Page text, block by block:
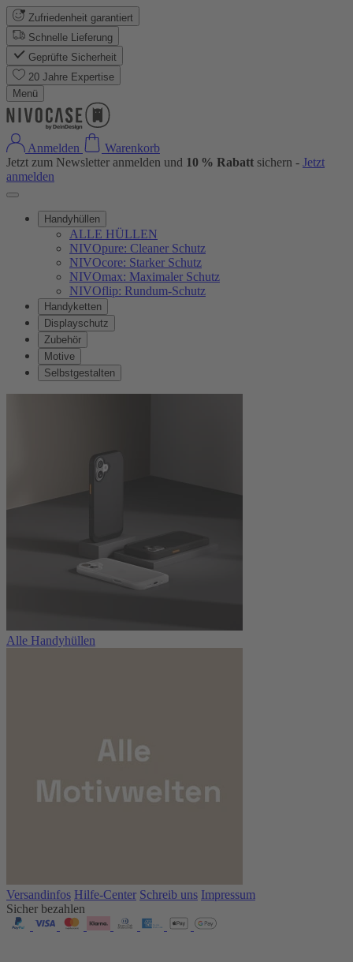
Zufriedenheit garantiert
Schnelle Lieferung
Geprüfte Sicherheit
20 Jahre Expertise
Menü
Anmelden
Warenkorb
Jetzt zum Newsletter anmelden und 10 % Rabatt sichern - Jetzt
anmelden
Handyhüllen
ALLE HÜLLEN
NIVOpure: Cleaner Schutz
NIVOcore: Starker Schutz
NIVOmax: Maximaler Schutz
NIVOflip: Rundum-Schutz
Handyketten
Displayschutz
Zubehör
Motive
Selbstgestalten
Alle Handyhüllen
Versandinfos Hilfe-Center Schreib uns Impressum
Sicher bezahlen